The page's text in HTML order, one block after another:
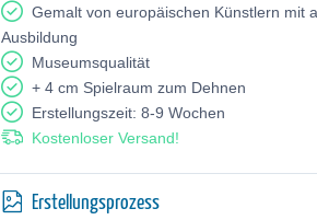
Gemalt von europäischen Künstlern mit
Ausbildung
Museumsqualität
+ 4 cm Spielraum zum Dehnen
Erstellungszeit: 8-9 Wochen
Kostenloser Versand!
Erstellungsprozess